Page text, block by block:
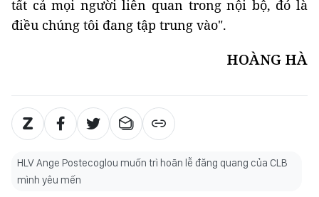
tất cả mọi người liên quan trong nội bộ, đó là
điều chúng tôi đang tập trung vào".
HOÀNG HÀ
HLV Ange Postecoglou muốn trì hoãn lễ đăng quang của CLB
mình yêu mến